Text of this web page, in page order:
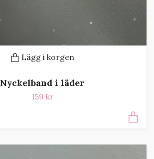
Lägg i korgen
Nyckelband i läder
159 kr